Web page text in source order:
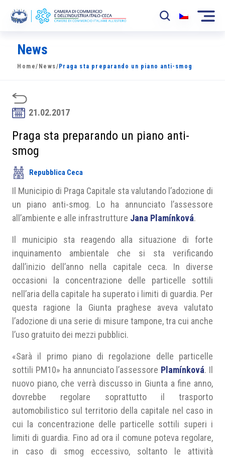
La Camera
News
Eventi
Sviluppo Mercato
Soci
Progetti
Area riservata
News
Home/ News/ Praga sta preparando un piano anti-smog
21.02.2017
Praga sta preparando un piano anti-
smog
Repubblica Ceca
Il Municipio di Praga Capitale sta valutando l’adozione di
un piano anti-smog. Lo ha annunciato l’assessore
all’ambiente e alle infrastrutture Jana Plamínková.
Il municipio sta reagendo alla situazione di forte
inquinamento ambientale che si sta verificando
dall’inizio dell’anno nella capitale ceca. In diverse
occasioni la concentrazione delle particelle sottili
nell’aria della capitale ha superato i limiti di guardia. Per
questa ragione la Giunta praghese aveva valutato
l’adozione di una serie di misure tampone, tra cui anche
l’uso gratuito dei mezzi pubblici.
«Sarà il primo piano di regolazione delle particelle
sottili PM10» ha annunciato l’assessore Plamínková. Il
nuovo piano, che verrà discusso in Giunta a fine anno,
dovrebbe regolare soprattutto il trasporto
automobilistico sul territorio della capitale nel caso in
cui la concentrazione delle particelle sottili superi i
limiti di guardia. Fino ad ora il comune poteva regolare,
in caso di smog eccessivo, soltanto le attività